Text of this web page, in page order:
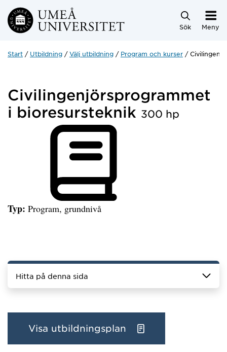
Hoppa direkt till innehållet
Sök Meny
Start Utbildning Välj utbildning Program och kurser
Civilingenjörsprogrammet
i bioresursteknik 300 hp
Typ: Program, grundnivå
Hitta på denna sida
Visa utbildningsplan